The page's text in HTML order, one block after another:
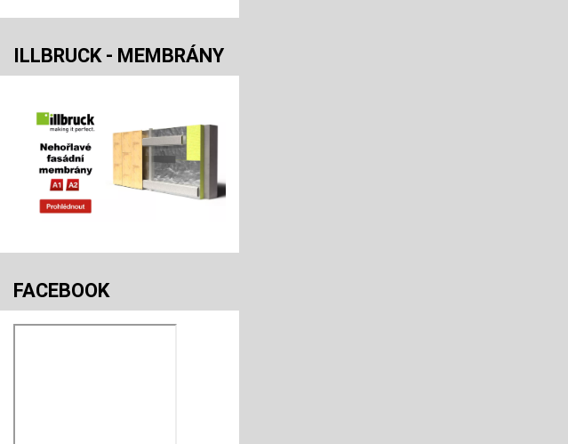
ILLBRUCK - MEMBRÁNY
FACEBOOK